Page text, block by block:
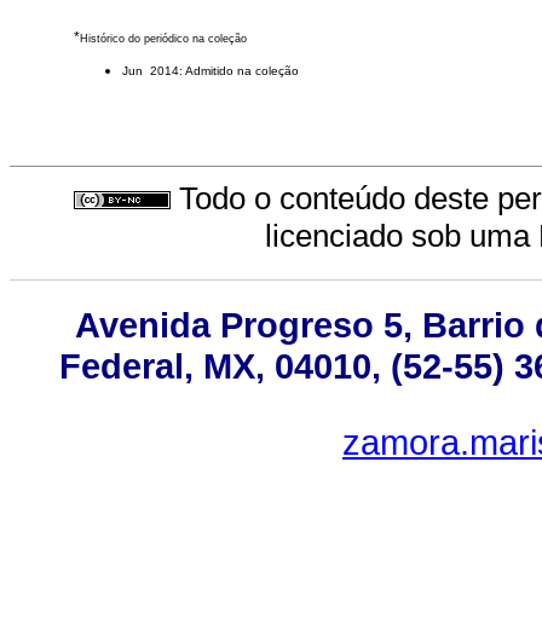
*Histórico do periódico na coleção
Jun 2014: Admitido na coleção
Todo o conteúdo deste
licenciado sob uma
Avenida Progreso 5,
Federal, MX, 04010, (52-55)